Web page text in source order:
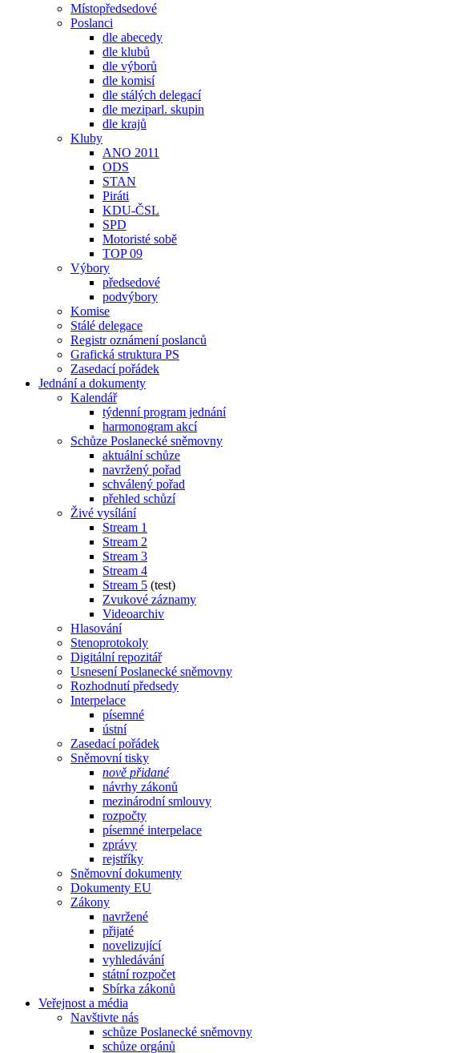
Místopředsedové
Poslanci
dle abecedy
dle klubů
dle výborů
dle komisí
dle stálých delegací
dle meziparl. skupin
dle krajů
Kluby
ANO 2011
ODS
STAN
Piráti
KDU-ČSL
SPD
Motoristé sobě
TOP 09
Výbory
předsedové
podvýbory
Komise
Stálé delegace
Registr oznámení poslanců
Grafická struktura PS
Zasedací pořádek
Jednání a dokumenty
Kalendář
týdenní program jednání
harmonogram akcí
Schůze Poslanecké sněmovny
aktuální schůze
navržený pořad
schválený pořad
přehled schůzí
Živé vysílání
Stream 1
Stream 2
Stream 3
Stream 4
Stream 5 (test)
Zvukové záznamy
Videoarchiv
Hlasování
Stenoprotokoly
Digitální repozitář
Usnesení Poslanecké sněmovny
Rozhodnutí předsedy
Interpelace
písemné
ústní
Zasedací pořádek
Sněmovní tisky
nově přidané
návrhy zákonů
mezinárodní smlouvy
rozpočty
písemné interpelace
zprávy
rejstříky
Sněmovní dokumenty
Dokumenty EU
Zákony
navržené
přijaté
novelizující
vyhledávání
státní rozpočet
Sbírka zákonů
Veřejnost a média
Navštivte nás
schůze Poslanecké sněmovny
schůze orgánů